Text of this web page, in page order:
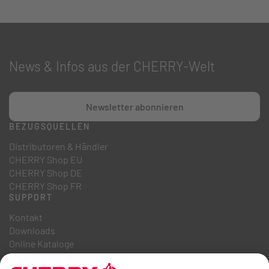
News & Infos aus der CHERRY-Welt
Newsletter abonnieren
BEZUGSQUELLEN
Distributoren & Händler
CHERRY Shop EU
CHERRY Shop DE
CHERRY Shop FR
SUPPORT
Kontakt
Downloads
Online Kataloge
FAQ